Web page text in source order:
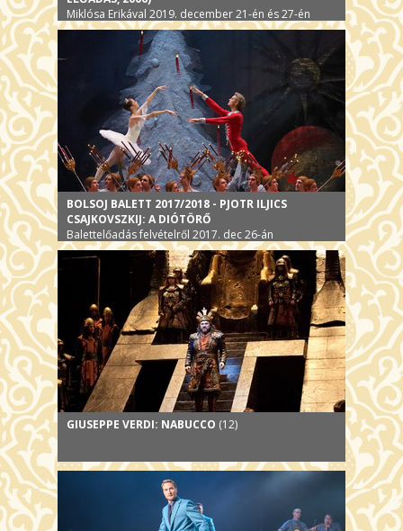
Miklósa Erikával 2019. december 21-én és 27-én
BOLSOJ BALETT 2017/2018 - PJOTR ILJICS
CSAJKOVSZKIJ: A DIÓTÖRŐ
Balettelőadás felvételről 2017. dec 26-án
GIUSEPPE VERDI: NABUCCO (12)